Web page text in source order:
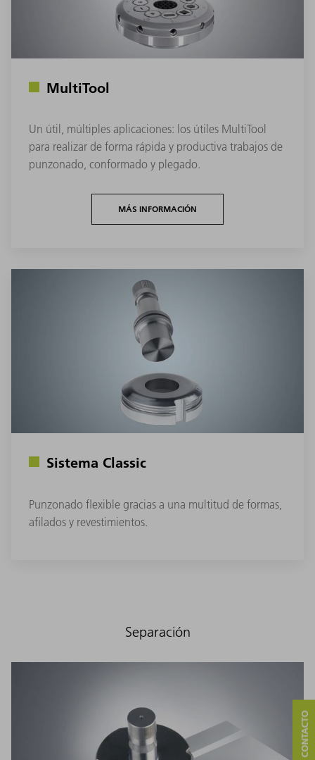
MultiTool
Un útil, múltiples aplicaciones: los útiles MultiTool
para realizar de forma rápida y productiva trabajos de
punzonado, conformado y plegado.
MÁS INFORMACIÓN
Sistema Classic
Punzonado flexible gracias a una multitud de formas,
afilados y revestimientos.
Separación